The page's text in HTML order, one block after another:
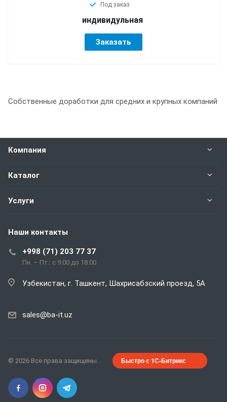
Под заказ
индивидульная
Заказать
Собственные доработки для средних и крупных компаний
Компания
Каталог
Услуги
Наши контакты
+998 (71) 203 77 37
Пн. – Пт.: с 9:00 до 18:00
Узбекистан, г. Ташкент, Шахрисабзский проезд, 5А
sales@ba-it.uz
© 2026 Все права защищены. Быстро с 1С-Битрикс